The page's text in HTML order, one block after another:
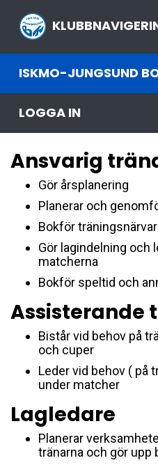
ISKMO-JUNGSUND
LOGGA IN
Ansvarig
Gör årsplanering
Planerar och
Bokför
Gör lagindelning och
matcherna
Bokför speltid och
Assisterande
Bistår vid behov på
och cuper
Leder vid behov ( på
under matcher
Lagledare
Planerar
tränarna och gör